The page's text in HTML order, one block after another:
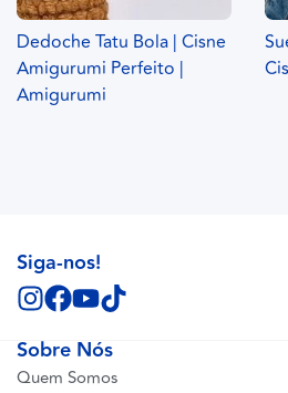
Dedoche Tatu Bola | Cisne
Amigurumi Perfeito |
Amigurumi
Sobre Nós
Quem Somos
Siga-nos!